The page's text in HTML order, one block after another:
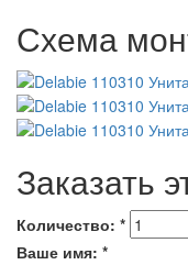
Схема
Заказать
Количество: *
Ваше имя: *